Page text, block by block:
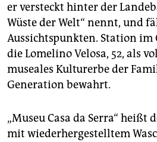
er versteckt hinter der
Wüste der Welt“ nennt, und
Aussichtspunkten. Station im
die Lomelino Velosa, 52, als
museales Kulturerbe der
Generation bewahrt.
„Museu Casa da Serra“ heißt
mit wiederhergestelltem